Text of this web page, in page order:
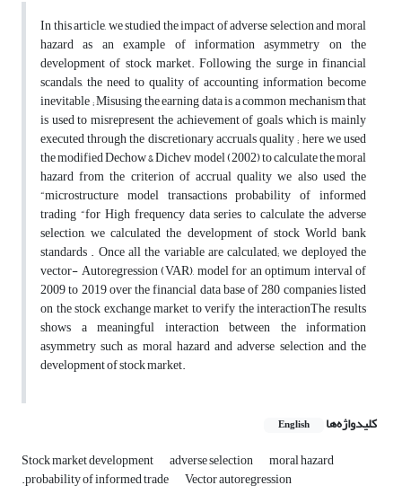
In this article, we studied the impact of adverse selection and moral
hazard as an example of information asymmetry on the
development of stock market. Following the surge in financial
scandals, the need to quality of accounting information become
inevitable ; Misusing the earning data is a common mechanism that
is used to misrepresent the achievement of goals which is mainly
executed through the discretionary accruals quality ; here we used
the modified Dechow & Dichev model (2002) to calculate the moral
hazard from the criterion of accrual quality we also used the
“microstructure model transactions probability of informed
trading “for High frequency data series to calculate the adverse
selection, we calculated the development of stock World bank
standards . Once all the variable are calculated; we deployed the
vector- Autoregression (VAR), model for an optimum interval of
2009 to 2019 over the financial data base of 280 companies listed
on the stock exchange market to verify the interactionThe results
shows a meaningful interaction between the information
asymmetry such as moral hazard and adverse selection and the
development of stock market.
کلیدواژه‌ها English
Stock market development adverse selection moral hazard
.probability of informed trade Vector autoregression